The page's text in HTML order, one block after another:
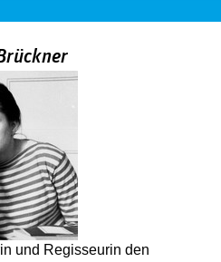
und Regisseurin den